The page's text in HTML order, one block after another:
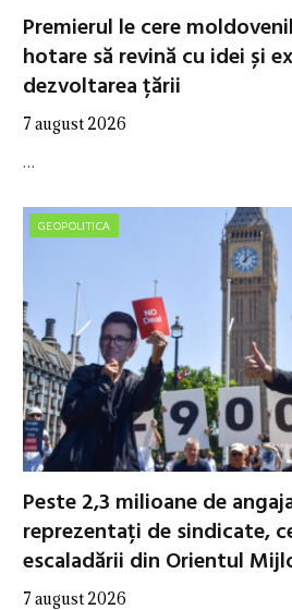
Premierul le cere
hotare să revină cu idei și
dezvoltarea țării
7 august 2026
…
GEOPOLITICA
Peste 2,3 milioane de
reprezentați de sindicate,
escaladării din Orientul
7 august 2026